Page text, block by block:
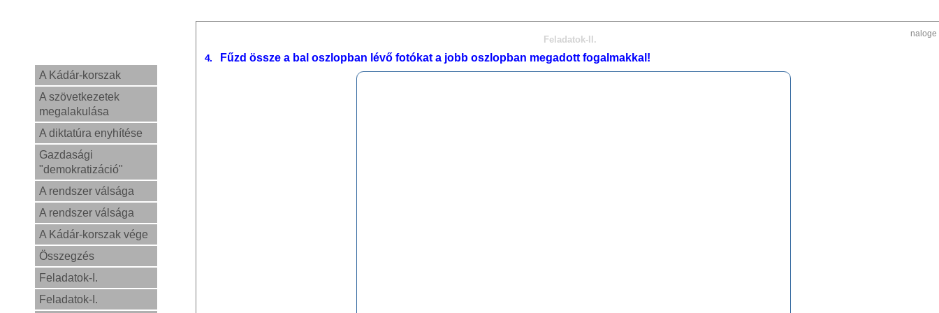
A Kádár-korszak
A szövetkezetek
megalakulása
A diktatúra enyhítése
Gazdasági
"demokratizáció"
A rendszer válsága
A rendszer válsága
A Kádár-korszak vége
Összegzés
Feladatok-I.
Feladatok-I.
naloge
Feladatok-II.
4. Fűzd össze a bal oszlopban lévő fotókat a jobb oszlopban megadott fogalmakkal!